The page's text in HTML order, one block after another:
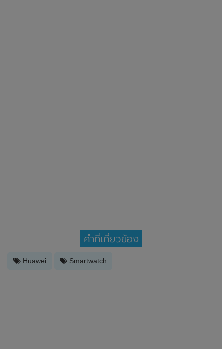
คำที่เกี่ยวข้อง
Huawei Smartwatch